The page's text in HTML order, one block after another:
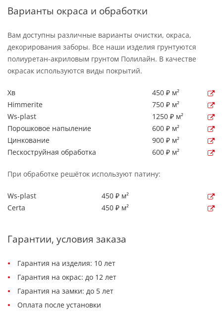
Варианты окраса и обработки
Вам доступны различные варианты очистки, окраса,
декорирования заборы. Все наши изделия грунтуются
полиуретан-акриловым грунтом Полилайн. В качестве
окрасак используются виды покрытий.
Хв
450 ₽ м²
Himmerite
750 ₽ м²
Ws-plast
1250 ₽ м²
Порошковое напыление
600 ₽ м²
Цинкование
900 ₽ м²
Пескоструйная обработка
600 ₽ м²
При обработке решёток используют патину:
Ws-plast
450 ₽ м²
Certa
450 ₽ м²
Гарантии, условия заказа
Гарантия на изделия: 10 лет
Гарантия на окрас: до 12 лет
Гарантия на замки: до 5 лет
Оплата после установки